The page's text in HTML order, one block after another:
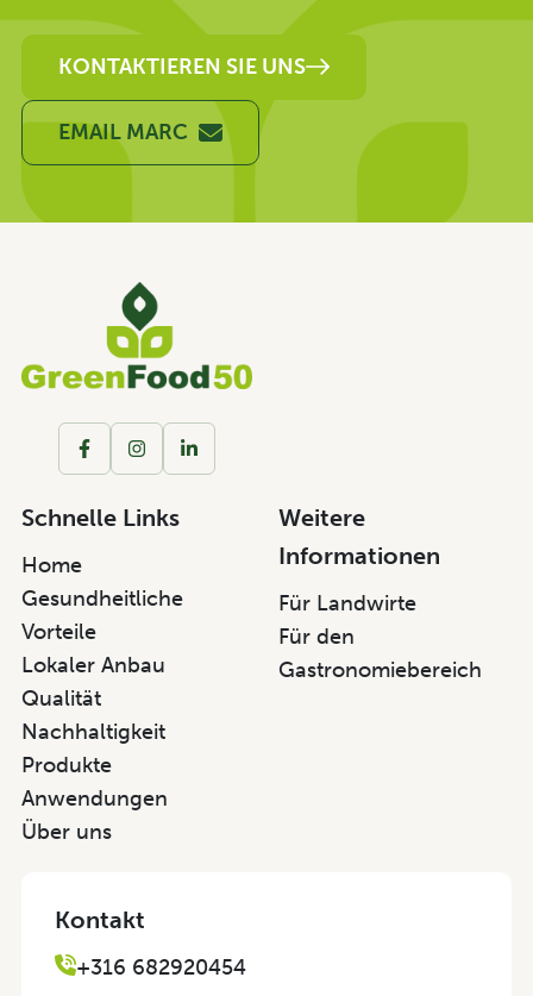
KONTAKTIEREN SIE UNS
EMAIL MARC
Schnelle Links
Home
Gesundheitliche
Vorteile
Lokaler Anbau
Qualität
Nachhaltigkeit
Produkte
Anwendungen
Über uns
Weitere
Informationen
Für Landwirte
Für den
Gastronomiebereich
Kontakt
+316 682920454